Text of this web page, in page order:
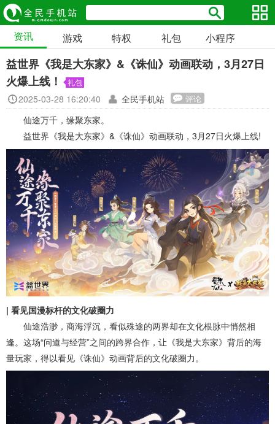
资讯 游戏 特权 礼包 小程序
益世界《我是大东家》&《诛仙》动画联动，3月27日
火爆上线！
礼包
2025-03-28 16:20:40 全民手机站 评论
仙途万千，缘聚东家。
益世界《我是大东家》&《诛仙》动画联动，3月27日火爆上线!
| 看见国漫标杆的文化破圈力
仙途浩渺，商海浮沉，看似殊途的两界却在文化根脉中悄然相
逢。这场“问道与经营”之间的跨界合作，让《我是大东家》背后的海
量玩家，得以看见《诛仙》动画背后的文化破圈力。